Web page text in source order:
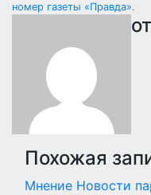
номер газеты «Правда».
от
Похожая
Мнение Новости